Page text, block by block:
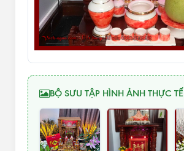
BỘ SƯU TẬP HÌNH ẢNH THỰC TẾ